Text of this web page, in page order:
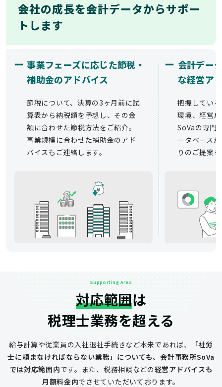
会社の成長を会計データからサポー
トします
ー 事業フェーズに応じた節税・
補助金のアドバイス
節税について、決算の3ヶ月前に試
算表から納税額を予想し、その金
額に合わせた節税方法をご紹介。
事業規模に合わせた補助金のアド
バイスもご連絡します。
ー 会計デー
な経営ア
把握してい
環境、経営
SoVaの専門
ータベース
りのご提案
Supporting Area
対応範囲は
税理士業務を超える
給与計算や従業員の入社退社手続きなど本来であれば、
「社労
士に頼まなければならない業務」についても、会計事務所SoVa
では対応範囲内です。 また、税務相談などの経営アドバイスも
月額料金内でさせていただいております。